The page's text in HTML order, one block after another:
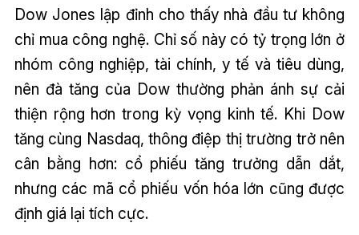
Dow Jones lập đỉnh cho thấy nhà đầu tư không
chỉ mua công nghệ. Chỉ số này có tỷ trọng lớn ở
nhóm công nghiệp, tài chính, y tế và tiêu dùng,
nên đà tăng của Dow thường phản ánh sự cải
thiện rộng hơn trong kỳ vọng kinh tế. Khi Dow
tăng cùng Nasdaq, thông điệp thị trường trở nên
cân bằng hơn: cổ phiếu tăng trưởng dẫn dắt,
nhưng các mã cổ phiếu vốn hóa lớn cũng được
định giá lại tích cực.